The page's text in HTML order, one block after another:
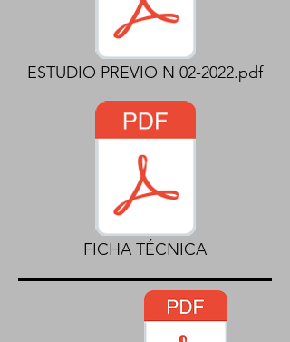
ESTUDIO PREVIO N 02-2022.pdf
FICHA TÉCNICA